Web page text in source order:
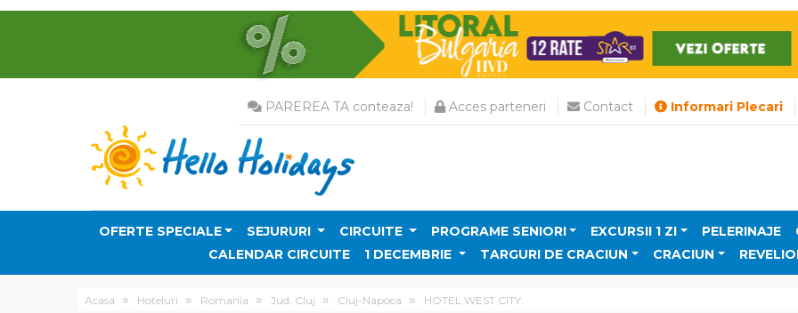
PAREREA TA conteaza! Acces parteneri Contact Informari Plecari
OFERTE SPECIALE SEJURURI CIRCUITE PROGRAME SENIORI EXCURSII 1 ZI PELERINAJE
CALENDAR CIRCUITE
1 DECEMBRIE TARGURI DE CRACIUN CRACIUN
Acasa Hoteluri Romania Jud. Cluj Cluj-Napoca HOTEL WEST CITY.